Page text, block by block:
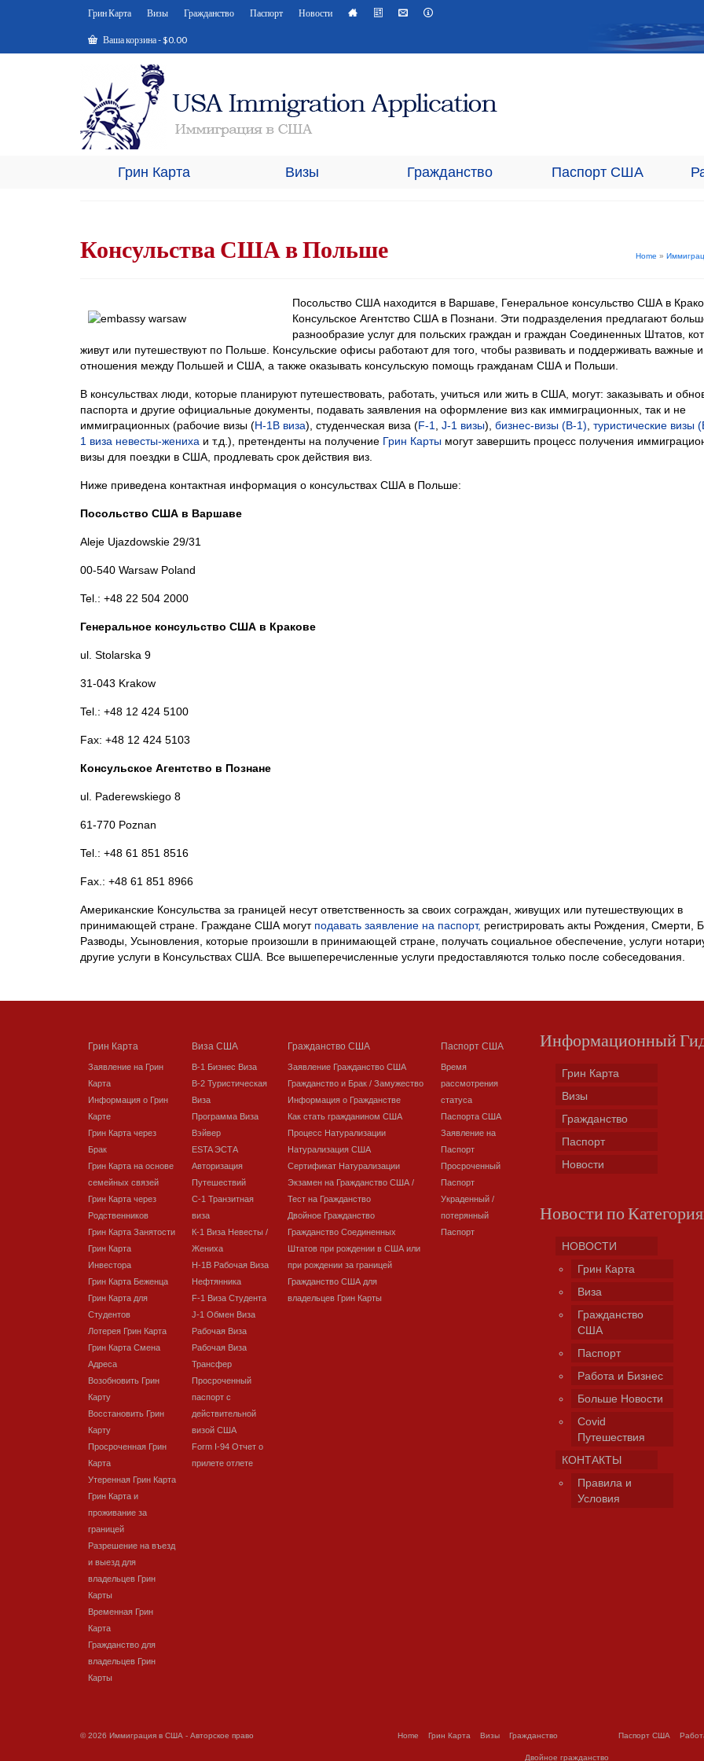
Грин Карта Визы Гражданство Паспорт Новости
Ваша корзина-$0.00
Грин Карта Визы Гражданство Паспорт США
Консульства США в Польше Home »
Посольство США находится в Варшаве, Генеральное консульство США в
Консульское Агентство США в Познани. Эти подразделения предлагают
разнообразие услуг для польских граждан и граждан Соединенных Штатов,
живут или путешествуют по Польше. Консульские офисы работают для того, чтобы развивать и поддерживать важные
отношения между Польшей и США, а также оказывать консульскую помощь гражданам США и Польши.
В консульствах люди, которые планируют путешествовать, работать, учиться или жить в США, могут: заказывать и
паспорта и другие официальные документы, подавать заявления на оформление виз как иммиграционных, так и не
иммиграционных (рабочие визы (H-1B виза), студенческая виза (F-1 J-1 визы), бизнес-визы (B-1) туристические визы
1 виза невесты-жениха и т.д.), претенденты на получение Грин Карты могут завершить процесс получения
визы для поездки в США, продлевать срок действия виз.
Ниже приведена контактная информация о консульствах США в Польше:
Посольство США в Варшаве
Aleje Ujazdowskie 29/31
00-540 Warsaw Poland
Tel.: +48 22 504 2000
Генеральное консульство США в Кракове
ul. Stolarska 9
31-043 Krakow
Tel.: +48 12 424 5100
Fax: +48 12 424 5103
Консульское Агентство в Познане
ul. Paderewskiego 8
61-770 Poznan
Tel.: +48 61 851 8516
Fax.: +48 61 851 8966
Американские Консульства за границей несут ответственность за своих сограждан, живущих или путешествующих в
принимающей стране. Граждане США могут подавать заявление на паспорт, регистрировать акты Рождения, Смерти,
Разводы, Усыновления, которые произошли в принимающей стране, получать социальное обеспечение, услуги
другие услуги в Консульствах США. Все вышеперечисленные услуги предоставляются только после собеседования.
Грин Карта
Заявление на Грин
Карта
Информация о Грин
Карте
Грин Карта через
Брак
Грин Карта на основе
семейных связей
Грин Карта через
Родственников
Грин Карта Занятости
Грин Карта
Инвестора
Грин Карта Беженца
Грин Карта для
Студентов
Лотерея Грин Карта
Грин Карта Смена
Адреса
Возобновить Грин
Карту
Восстановить Грин
Карту
Просроченная Грин
Карта
Утеренная Грин Карта
Грин Карта и
проживание за
границей
Разрешение на въезд
и выезд для
владельцев Грин
Карты
Временная Грин
Карта
Гражданство для
владельцев Грин
Карты
Виза США
В-1 Бизнес Виза
В-2 Туристическая
Виза
Программа Виза
Вэйвер
ESTA ЭСТА
Авторизация
Путешествий
C-1 Транзитная
виза
К-1 Виза Невесты /
Жениха
H-1B Рабочая Виза
Нефтянника
F-1 Виза Студента
J-1 Обмен Виза
Рабочая Виза
Рабочая Виза
Трансфер
Просроченный
паспорт с
действительной
визой США
Form I-94 Отчет о
прилете отлете
Гражданство США
Заявление Гражданство США
Гражданство и Брак / Замужество
Информация о Гражданстве
Как стать гражданином США
Процесс Натурализации
Натурализация США
Сертификат Натурализации
Экзамен на Гражданство США /
Тест на Гражданство
Двойное Гражданство
Гражданство Соединенных
Штатов при рождении в США или
при рождении за границей
Гражданство США для
владельцев Грин Карты
Паспорт США
Время
рассмотрения
статуса
Паспорта США
Заявление на
Паспорт
Просроченный
Паспорт
Украденный /
потерянный
Паспорт
Информационный
Грин Карта
Визы
Гражданство
Паспорт
Новости
Новости по
НОВОСТИ
Грин Карта
Виза
Гражданство
США
Паспорт
Работа и Бизнес
Больше Новости
Covid
Путешествия
КОНТАКТЫ
Правила и
Условия
Home Грин Карта Визы Гражданство
Двойное гражданство
Паспорт США
© 2026 Иммиграция в США - Авторское право